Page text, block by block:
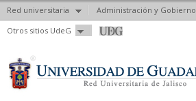
Red universitaria
Administración y Gobierno
Otros sitios UdeG
Pasar al
contenido